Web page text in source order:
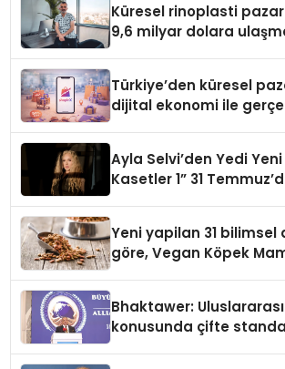
Küresel rinoplasti
9,6 milyar dolara
Türkiye’den küresel
dijital ekonomi ile
Ayla Selvi’den Yedi Yeni
Kasetler 1” 31
Yeni yapilan 31 bilimsel
göre, Vegan Köpek
Bhaktawer:
konusunda çifte